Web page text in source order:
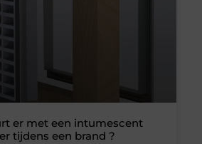
er met een intumescent
tijdens een brand ?